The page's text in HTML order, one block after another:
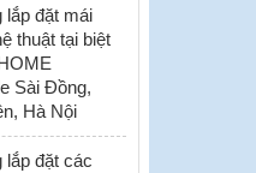
lắp đặt mái
thuật tại biệt
Sài Đồng,
Hà Nội
lắp đặt các